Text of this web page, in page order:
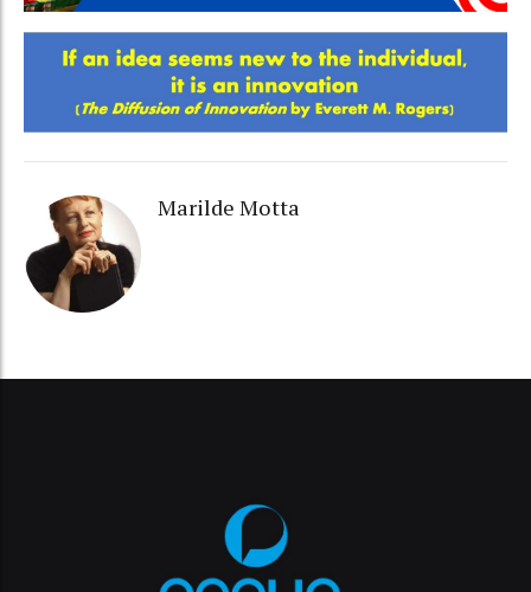
Marilde Motta